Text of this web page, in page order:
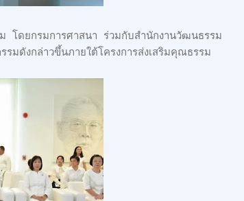
โดยกรมการศาสนา ร่วมกับสำนักงานวัฒนธรรม
มดังกล่าวขึ้นภายใต้โครงการส่งเสริมคุณธรรม